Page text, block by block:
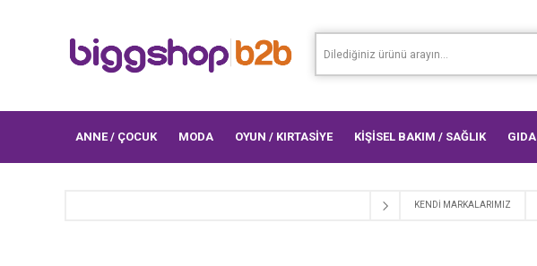
ANNE / ÇOCUK MODA OYUN / KIRTASİYE KİŞİSEL BAKIM / SAĞLIK GIDA
KENDI MARKALARIMIZ